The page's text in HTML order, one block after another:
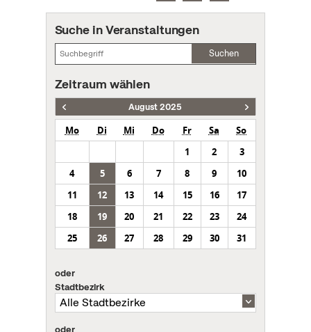
Suche in Veranstaltungen
Suchen
Zeitraum wählen
August 2025
Mo Di Mi Do Fr Sa
So
1
2
3
4
5 6 7 8 9
10
11
12 13 14 15 16
17
18
19 20 21 22 23
24
25
26 27 28 29 30 31
oder
Stadtbezirk